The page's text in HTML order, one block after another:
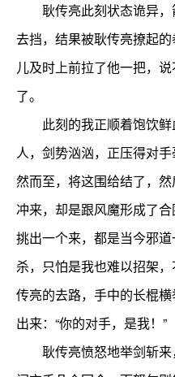
耿传亮此刻状态诡异，
去挡，结果被耿传亮撩起
儿及时上前拉了他一把，
了。
此刻的我正顺着饱饮鲜
人，剑势汹汹，正压得对
然而至，将这围给结了，
冲来，却是跟风魔形成了
挑出一个来，都是当今邪
杀，只怕是我也难以招架
传亮的去路，手中的长棍
出来：“你的对手，是我！”
耿传亮愤怒地举剑斩来